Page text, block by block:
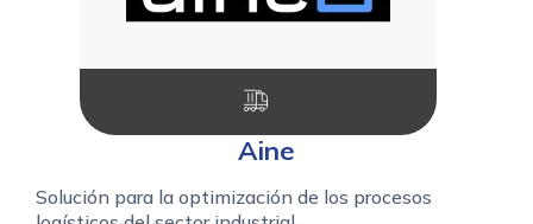
Aine
Solución para la optimización de los procesos